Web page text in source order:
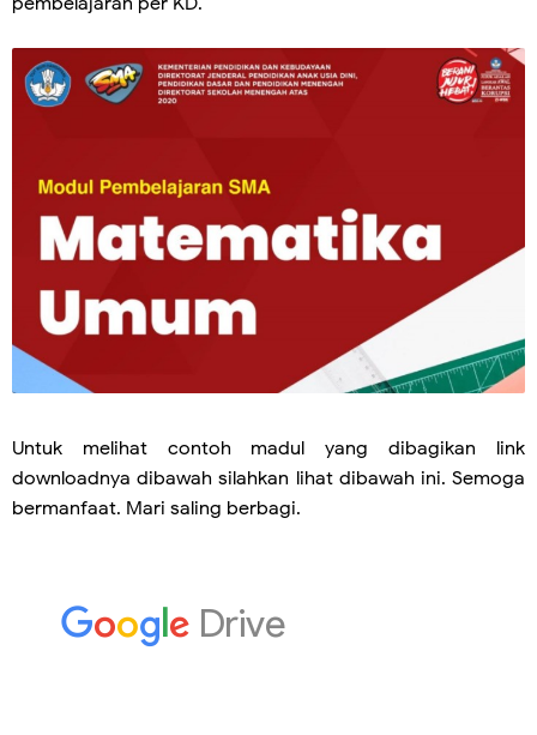
Untuk melihat contoh madul yang dibagikan link
downloadnya dibawah silahkan lihat dibawah ini. Semoga
bermanfaat. Mari saling berbagi.